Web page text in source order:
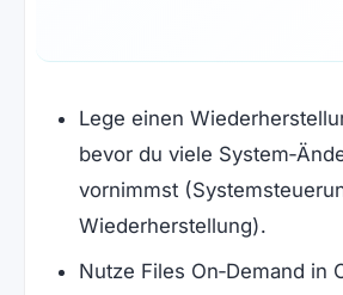
Lege einen
bevor du viele
vornimmst
Wiederherstellung).
Nutze Files On‑Demand in